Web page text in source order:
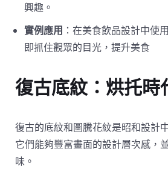
興趣。
實例應用 ：在美食飲品設計中使
即抓住觀眾的目光，提升美食
復古底紋：烘托時
復古的底紋和圖騰花紋是昭和設計
它們能夠豐富畫面的設計層次感，
味。